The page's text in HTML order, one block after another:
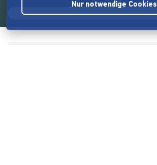
Nur notwendige Cookies